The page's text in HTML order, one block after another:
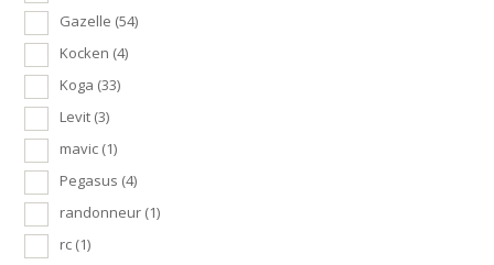
Gazelle (54)
Kocken (4)
Koga (33)
Levit (3)
mavic (1)
Pegasus (4)
randonneur (1)
rc (1)